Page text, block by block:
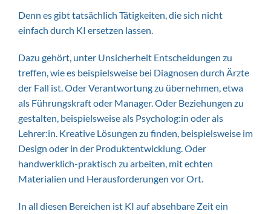
Denn es gibt tatsächlich Tätigkeiten, die sich nicht
einfach durch KI ersetzen lassen.
Dazu gehört, unter Unsicherheit Entscheidungen zu
treffen, wie es beispielsweise bei Diagnosen durch Ärzte
der Fall ist. Oder Verantwortung zu übernehmen, etwa
als Führungskraft oder Manager. Oder Beziehungen zu
gestalten, beispielsweise als Psycholog:in oder als
Lehrer:in. Kreative Lösungen zu finden, beispielsweise im
Design oder in der Produktentwicklung. Oder
handwerklich-praktisch zu arbeiten, mit echten
Materialien und Herausforderungen vor Ort.
In all diesen Bereichen ist KI auf absehbare Zeit ein